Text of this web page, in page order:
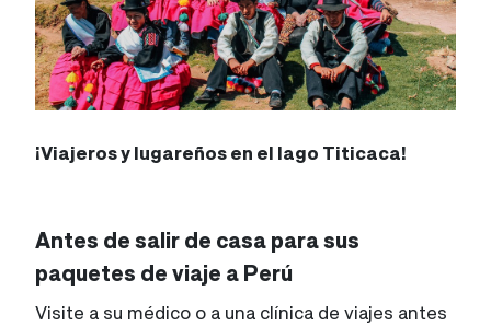
¡Viajeros y lugareños en el lago Titicaca!
Antes de salir de casa para sus
paquetes de viaje a Perú
Visite a su médico o a una clínica de viajes antes